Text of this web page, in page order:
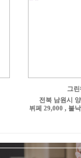
그
전북 남원시
뷔페 29,000 , 불